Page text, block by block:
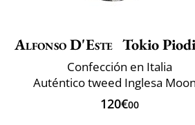
Alfonso D'Este Tokio
Confección en Italia
Auténtico tweed Inglesa
120€00